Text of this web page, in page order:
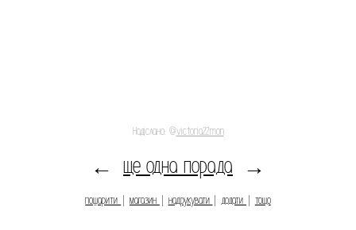
Надіслано: @victoria22mon
← ще одна порада →
пошарити магазин надрукувати додати тощо